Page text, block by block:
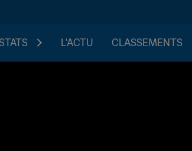
L'ACTU CLASSEMENTS